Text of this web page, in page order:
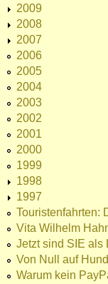
2009
2008
2007
2006
2005
2004
2003
2002
2001
2000
1999
1998
1997
Touristenfahrten:
Vita Wilhelm
Jetzt sind SIE als
Von Null auf
Warum kein